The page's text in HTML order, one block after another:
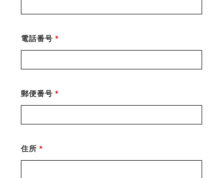
電話番号*
郵便番号*
住所*